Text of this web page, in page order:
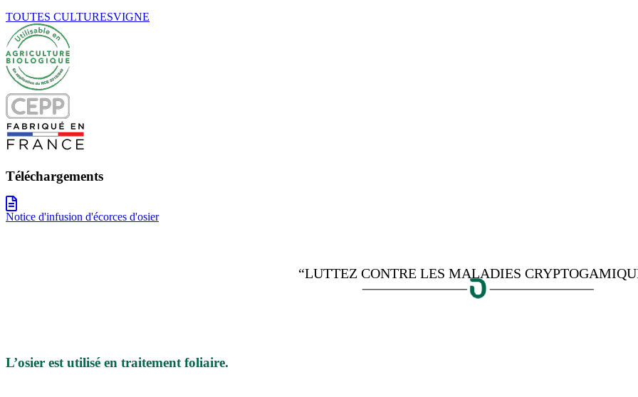
TOUTES CULTURESVIGNE
Téléchargements
Notice d'infusion d'écorces d'osier
“LUTTEZ CONTRE LES MALADIES
L’osier est utilisé en traitement foliaire.